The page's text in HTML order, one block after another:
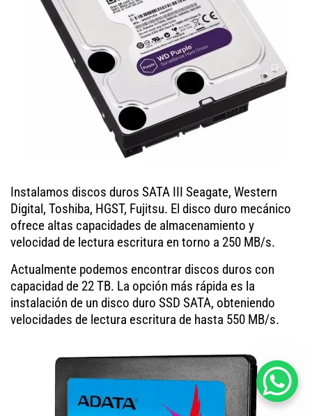
Instalamos discos duros SATA III Seagate, Western
Digital, Toshiba, HGST, Fujitsu. El disco duro mecánico
ofrece altas capacidades de almacenamiento y
velocidad de lectura escritura en torno a 250 MB/s.
Actualmente podemos encontrar discos duros con
capacidad de 22 TB. La opción más rápida es la
instalación de un disco duro SSD SATA, obteniendo
velocidades de lectura escritura de hasta 550 MB/s.